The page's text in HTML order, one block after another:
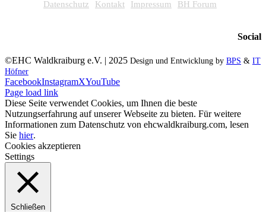
Social
Datenschutz Kontakt Impressum BH Forum
©EHC Waldkraiburg e.V. | 2025 Design und Entwicklung by BPS & IT
Höfner
FacebookInstagramXYouTube
Page load link
Diese Seite verwendet Cookies, um Ihnen die beste
Nutzungserfahrung auf unserer Webseite zu bieten. Für weitere
Informationen zum Datenschutz von ehcwaldkraiburg.com, lesen
Sie hier.
Cookies akzeptieren
Settings
Schließen